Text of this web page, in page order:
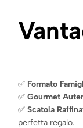
✅ Formato
✅ Gourmet
✅ Scatola
perfetta regalo.